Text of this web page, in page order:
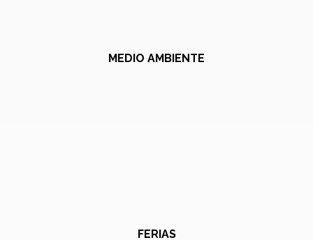
MEDIO AMBIENTE
FERIAS